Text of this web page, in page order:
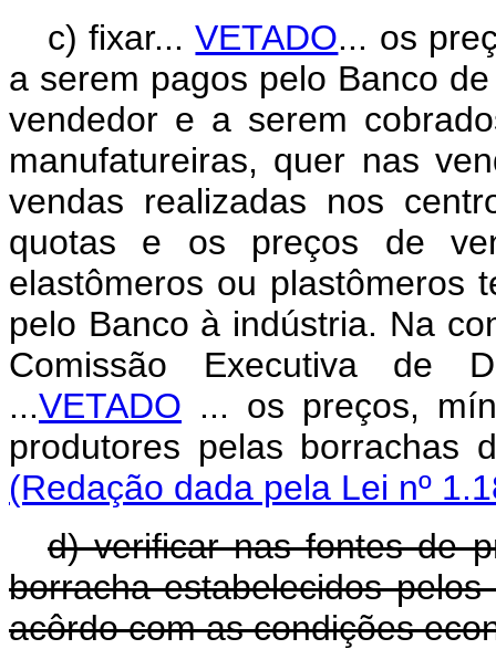
c) fixar...VETADO... os
a serem pagos pelo Banco
vendedor e a serem
manufatureiras, quer nas
vendas realizadas nos
quotas e os preços de
elastômeros ou plastômeros
pelo Banco à indústria. Na
Comissão Executiva de
...VETADO ... os preços,
produtores pelas borrachas
(Redação dada pela Lei nº
d) verificar nas fontes de
borracha estabelecidos
acôrdo com as condições